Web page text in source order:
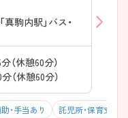
駒内駅」バス・
（休憩60分）
（休憩60分）
・手当あり 託児所・保育支援